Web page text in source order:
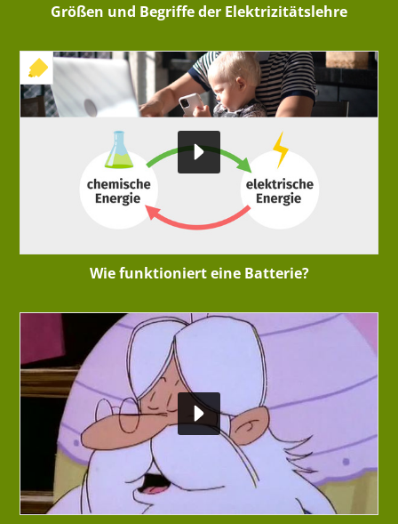
Größen und Begriffe der Elektrizitätslehre
+ INTERAKTIVE ÜBUNG
Wie funktioniert eine Batterie?